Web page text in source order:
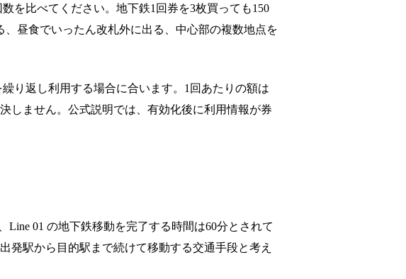
を比べてください。地下鉄1回券を3枚買っても150
昼食でいったん改札外に出る、中心部の複数地点を
り返し利用する場合に合います。1回あたりの額は
しません。公式説明では、有効化後に利用情報が券
01 の地下鉄移動を完了する時間は60分とされて
発駅から目的駅まで続けて移動する交通手段と考え